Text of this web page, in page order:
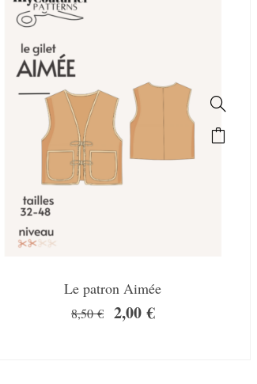
Le patron Aimée
8,50€ 2,00€